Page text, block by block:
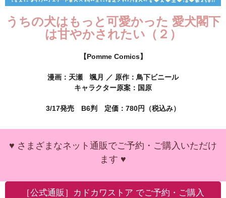
うちの犬はもっと可愛かった 愛犬閣下
は甘やかされたい（２）
【Pomme Comics】
漫画：天瀬 颯月 ／ 原作：鳥下ビニール
キャラクター原案：国原
3/17発売 B6判 定価：780円（税込み）
♥ さまざまなネット通販でご予約・ご購入いただけ
ます ♥
［公式通販］カドカワストア でご予約・ご購入